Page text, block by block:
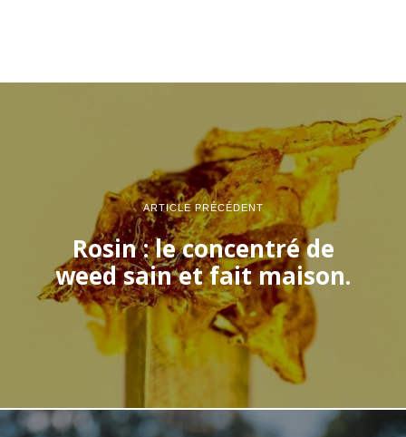
ARTICLE PRÉCÉDENT
Rosin : le concentré de
weed sain et fait maison.